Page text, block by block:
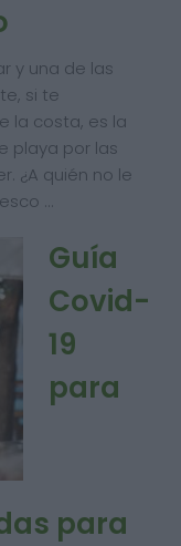
y una de las
si te
la costa, es la
playa por las
¿A quién no le
…
Guía
Covid-
19
para
para